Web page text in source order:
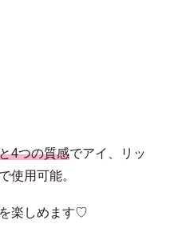
4つの質感でアイ、リッ
使用可能。
楽しめます♡